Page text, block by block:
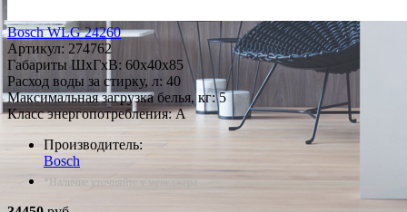
Bosch WLG 24260
Артикул: 274762
Габариты ШxГxВ: 60x40x85
Расход воды за стирку, л: 40
Максимальная загрузка белья, кг: 5
Класс энергопотребления: A
Производитель:
Bosch
*Наличие уточняйте у менеджера